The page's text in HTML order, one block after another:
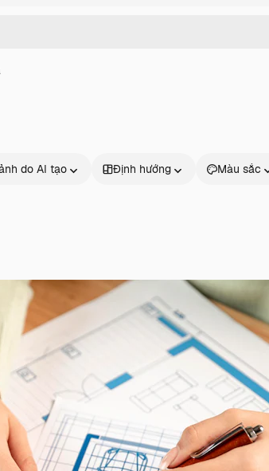
do AI tạo Định hướng Màu sắc
những
người
Sản phẩm
Trình tạo hình ảnh
AI
Trình tạo video AI
Bắt đầu
Academy
Tài liệu
Hỗ trợ
Điều khoản sử
dụng